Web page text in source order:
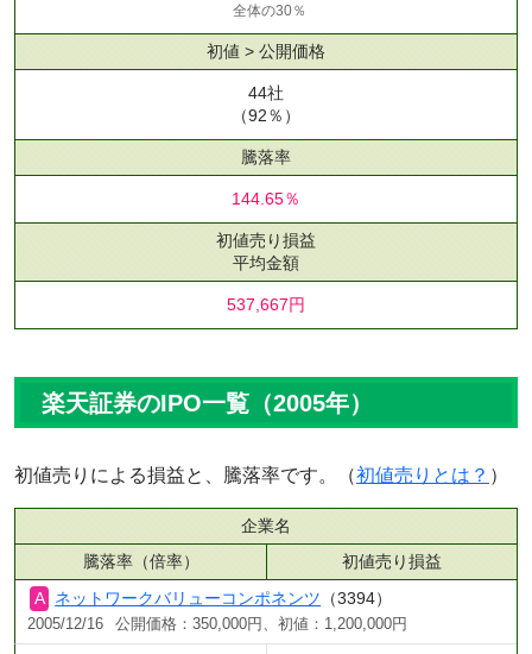
全体の30％
初値 > 公開価格
44社
（92％）
騰落率
144.65％
初値売り損益
平均金額
537,667円
楽天証券のIPO一覧（2005年）
初値売りによる損益と、騰落率です。（初値売りとは？ ）
企業名
騰落率（倍率）
初値売り損益
ネットワークバリューコンポネンツ （3394）
2005/12/16 公開価格：350,000円、初値：1,200,000円